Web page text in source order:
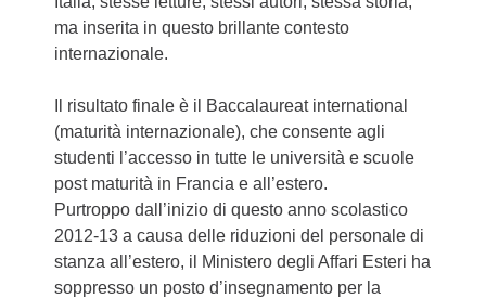
ma inserita in questo brillante contesto
internazionale.
Il risultato finale è il Baccalaureat international
(maturità internazionale), che consente agli
studenti l’accesso in tutte le università e scuole
post maturità in Francia e all’estero.
Purtroppo dall’inizio di questo anno scolastico
2012-13 a causa delle riduzioni del personale di
stanza all’estero, il Ministero degli Affari Esteri ha
soppresso un posto d’insegnamento per la